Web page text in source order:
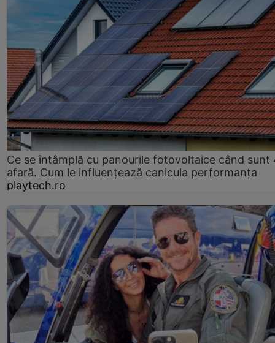
Ce se întâmplă cu panourile fotovoltaice când sunt
afară. Cum le influențează canicula performanța
playtech.ro